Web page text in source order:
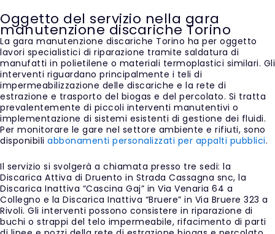
Oggetto del servizio nella gara
manutenzione discariche Torino
La gara manutenzione discariche Torino ha per oggetto
lavori specialistici di riparazione tramite saldatura di
manufatti in polietilene o materiali termoplastici similari. Gli
interventi riguardano principalmente i teli di
impermeabilizzazione delle discariche e la rete di
estrazione e trasporto del biogas e del percolato. Si tratta
prevalentemente di piccoli interventi manutentivi o
implementazione di sistemi esistenti di gestione dei fluidi.
Per monitorare le gare nel settore ambiente e rifiuti, sono
disponibili abbonamenti personalizzati per appalti pubblici.
Il servizio si svolgerà a chiamata presso tre sedi: la
Discarica Attiva di Druento in Strada Cassagna snc, la
Discarica Inattiva “Cascina Gaj” in Via Venaria 64 a
Collegno e la Discarica Inattiva “Bruere” in Via Bruere 323 a
Rivoli. Gli interventi possono consistere in riparazione di
buchi o strappi del telo impermeabile, rifacimento di parti